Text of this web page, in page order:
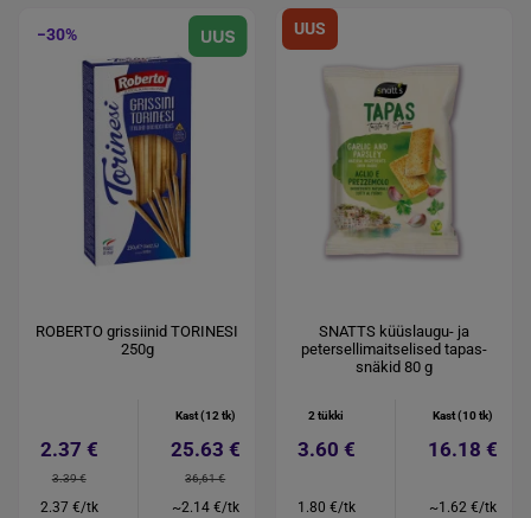
−30%
ROBERTO grissiinid TORINESI
250g
2.37 €
3.39 €
2.37 €/tk
Kast (12 tk)
25.63 €
36,61 €
~2.14 €/tk
UUS
SNATTS küüslaugu- ja
petersellimaitselised tapas-
snäkid 80 g
2 tükki
3.60 €
1.80 €/tk
Kast (10 tk)
16.18 €
~1.62 €/tk